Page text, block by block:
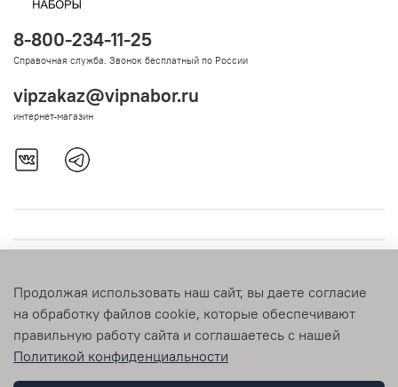
8-800-234-11-25
Справочная служба. Звонок бесплатный по России
vipzakaz@vipnabor.ru
интернет-магазин
© 2009-2026 vipnabor.ru Любое использование контента без
Продолжая использовать наш сайт, вы даете согласие
на обработку файлов cookie, которые обеспечивают
правильную работу сайта и соглашаетесь с нашей
Политикой конфиденциальности